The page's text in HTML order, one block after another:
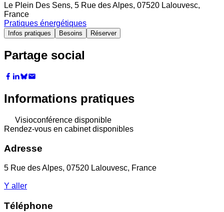
Le Plein Des Sens, 5 Rue des Alpes, 07520 Lalouvesc,
France
Pratiques énergétiques
Infos pratiques Besoins Réserver
Partage social
Informations pratiques
Visioconférence disponible
Rendez-vous en cabinet disponibles
Adresse
5 Rue des Alpes, 07520 Lalouvesc, France
Y aller
Téléphone